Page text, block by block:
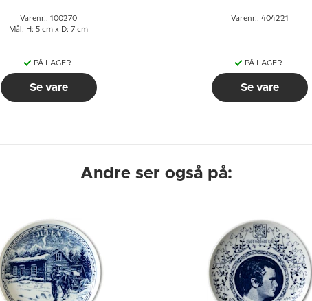
Varenr.: 100270
Mål: H: 5 cm x D: 7 cm
PÅ LAGER
Se vare
Varenr.: 404221
PÅ LAGER
Se vare
Andre ser også på: